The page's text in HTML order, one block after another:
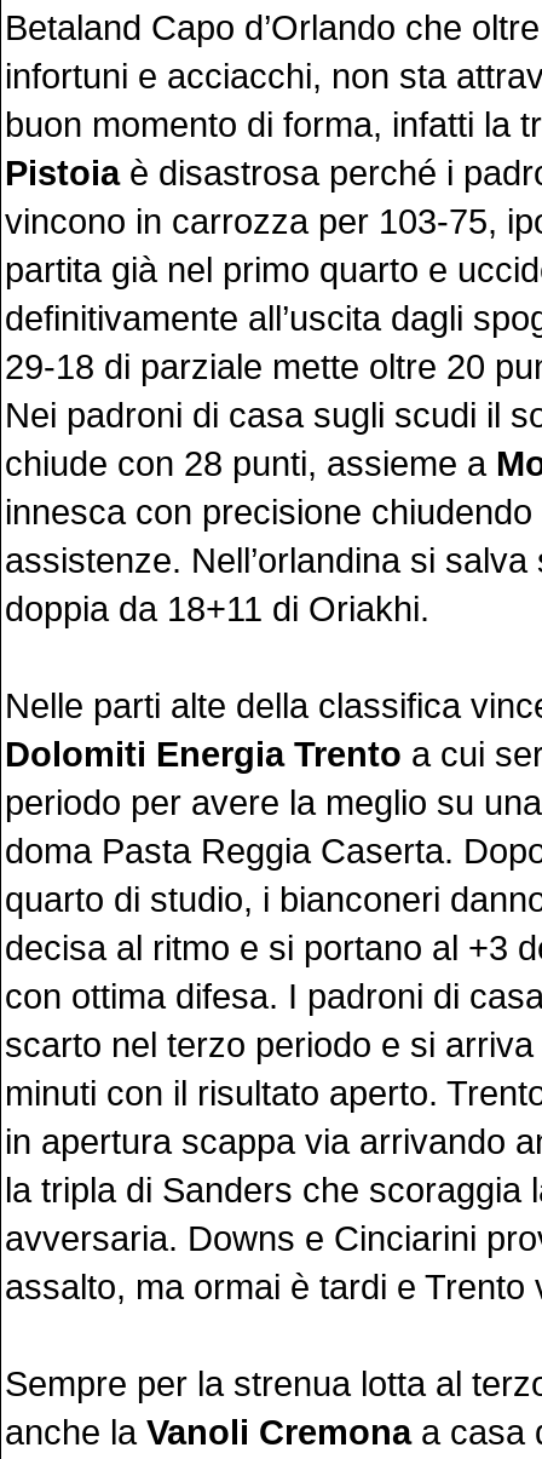
Betaland Capo d’Orlando che
infortuni e acciacchi, non sta
buon momento di forma, infatti la
Pistoiaè disastrosa perché i
vincono in carrozza per 103-75,
partita già nel primo quarto e
definitivamente all’uscita dagli
29-18 di parziale mette oltre 20
Nei padroni di casa sugli scudi il
chiude con 28 punti, assieme a
innesca con precisione
assistenze. Nell’orlandina si
doppia da 18+11 di Oriakhi.
Nelle parti alte della classifica
Dolomiti Energia Trento a cui
periodo per avere la meglio su
doma Pasta Reggia Caserta.
quarto di studio, i bianconeri
decisa al ritmo e si portano al +3
con ottima difesa. I padroni di
scarto nel terzo periodo e si
minuti con il risultato aperto.
in apertura scappa via arrivando
la tripla di Sanders che scoraggia
avversaria. Downs e Cinciarini
assalto, ma ormai è tardi e Trento
Sempre per la strenua lotta al
anche la Vanoli Cremonaa casa